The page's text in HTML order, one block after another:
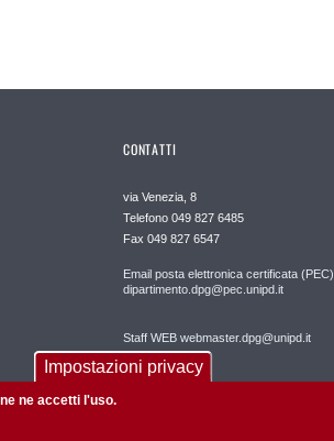
CONTATTI
via Venezia, 8
Telefono 049 827 6485
Fax 049 827 6547
Email posta elettronica certificata (PEC)
dipartimento.dpg@pec.unipd.it
Staff WEB webmaster.dpg@unipd.it
Impostazioni privacy
ne accetti l'uso.